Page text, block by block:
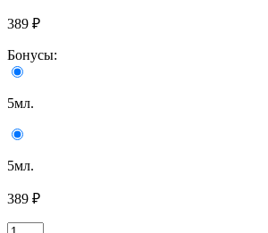
389 ₽
Бонусы:
5мл.
5мл.
389 ₽